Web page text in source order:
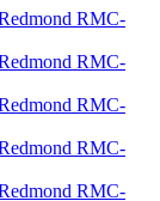
RMC-
RMC-
RMC-
RMC-
RMC-